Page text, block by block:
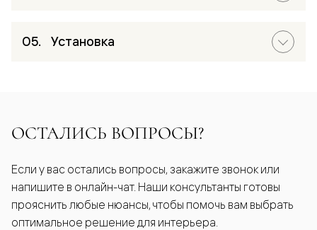
Установка
ОСТАЛИСЬ ВОПРОСЫ?
Если у вас остались вопросы, закажите звонок или
напишите в онлайн-чат. Наши консультанты готовы
прояснить любые нюансы, чтобы помочь вам выбрать
оптимальное решение для интерьера.